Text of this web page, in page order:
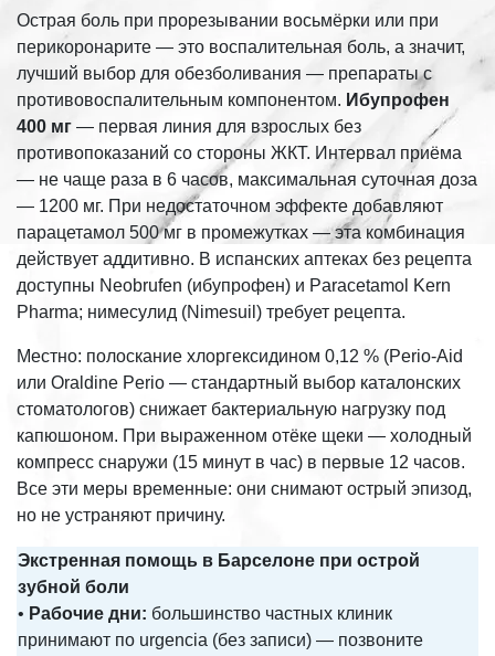
Острая боль при прорезывании восьмёрки или при
перикоронарите — это воспалительная боль, а значит,
лучший выбор для обезболивания — препараты с
противовоспалительным компонентом. Ибупрофен
400 мг — первая линия для взрослых без
противопоказаний со стороны ЖКТ. Интервал приёма
— не чаще раза в 6 часов, максимальная суточная доза
— 1200 мг. При недостаточном эффекте добавляют
парацетамол 500 мг в промежутках — эта комбинация
действует аддитивно. В испанских аптеках без рецепта
доступны Neobrufen (ибупрофен) и Paracetamol Kern
Pharma; нимесулид (Nimesuil) требует рецепта.
Местно: полоскание хлоргексидином 0,12 % (Perio-Aid
или Oraldine Perio — стандартный выбор каталонских
стоматологов) снижает бактериальную нагрузку под
капюшоном. При выраженном отёке щеки — холодный
компресс снаружи (15 минут в час) в первые 12 часов.
Все эти меры временные: они снимают острый эпизод,
но не устраняют причину.
Экстренная помощь в Барселоне при острой
зубной боли
• Рабочие дни: большинство частных клиник
принимают по urgencia (без записи) — позвоните